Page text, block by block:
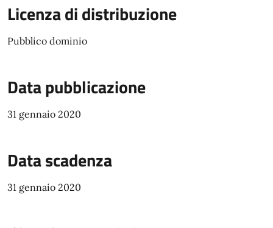
Licenza di distribuzione
Pubblico dominio
Data pubblicazione
31 gennaio 2020
Data scadenza
31 gennaio 2020